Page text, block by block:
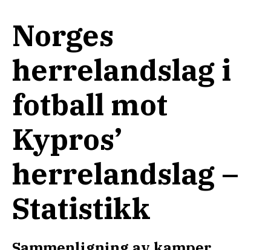
Norges
herrelandslag i
fotball mot
Kypros’
herrelandslag –
Statistikk